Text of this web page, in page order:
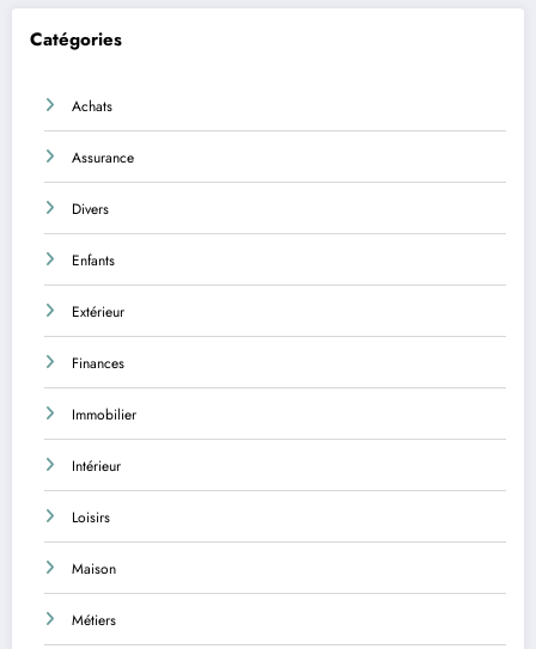
Catégories
Achats
Assurance
Divers
Enfants
Extérieur
Finances
Immobilier
Intérieur
Loisirs
Maison
Métiers